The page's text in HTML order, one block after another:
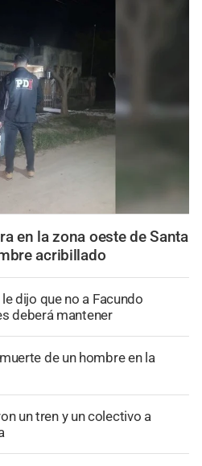
en la zona oeste de Santa
acribillado
dijo que no a Facundo
deberá mantener
de un hombre en la
un tren y un colectivo a